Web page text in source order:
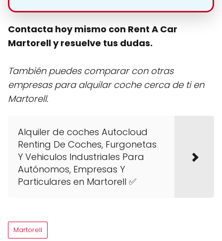
Contacta hoy mismo con Rent A Car
Martorell y resuelve tus dudas.
También puedes comparar con otras
empresas para alquilar coche cerca de ti en
Martorell.
Alquiler de coches Autocloud
Renting De Coches, Furgonetas
Y Vehiculos Industriales Para
Autónomos, Empresas Y
Particulares en Martorell ✅
Martorell